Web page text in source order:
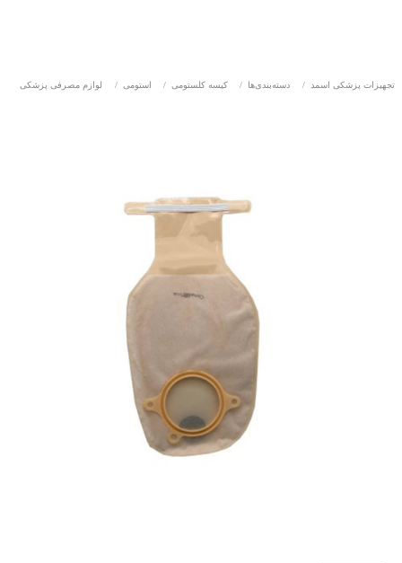
تجهیزات پزشکی اسمد / دسته‌بندی‌ها / کیسه کلستومی / استومی / لوازم مصرفی پزشکی